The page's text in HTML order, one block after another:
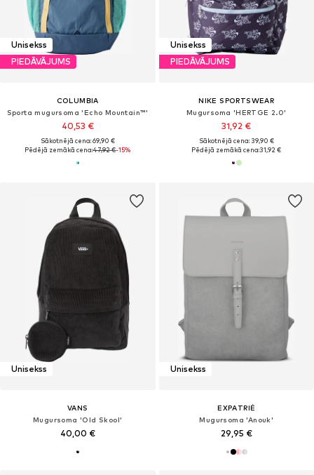
Unisekss
PIEDĀVĀJUMS
COLUMBIA
Sporta mugursoma 'Echo Mountain™'
40,53 €
Sākotnējā cena: 69,90 €
Pēdējā zemākā cena:47,92 €-15%
Unisekss
PIEDĀVĀJUMS
NIKE SPORTSWEAR
Mugursoma 'HERTGE 2.0'
31,92 €
Sākotnējā cena: 39,90 €
Pēdējā zemākā cena:31,92 €
Unisekss
VANS
Mugursoma 'Old Skool'
40,00 €
Unisekss
EXPATRIÉ
Mugursoma 'Anouk'
29,95 €